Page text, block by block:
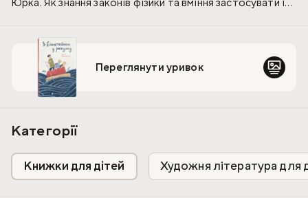
повісті Андрія Бачинського «З Ейнштейном у рюкзаку».
Переглянути уривок
Категорії
Книжки для дітей Художня література для